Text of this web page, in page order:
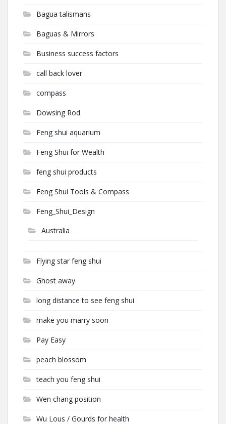
Bagua talismans
Baguas & Mirrors
Business success factors
call back lover
compass
Dowsing Rod
Feng shui aquarium
Feng Shui for Wealth
feng shui products
Feng Shui Tools & Compass
Feng_Shui_Design
Australia
Flying star feng shui
Ghost away
long distance to see feng shui
make you marry soon
Pay Easy
peach blossom
teach you feng shui
Wen chang position
Wu Lous / Gourds for health